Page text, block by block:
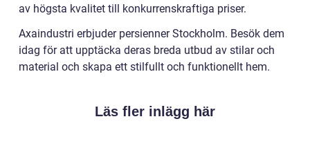
av högsta kvalitet till konkurrenskraftiga priser.
Axaindustri erbjuder persienner Stockholm. Besök dem
idag för att upptäcka deras breda utbud av stilar och
material och skapa ett stilfullt och funktionellt hem.
Läs fler inlägg här